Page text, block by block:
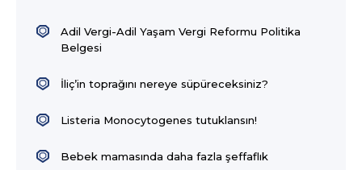
Adil Vergi-Adil Yaşam Vergi Reformu Politika
Belgesi
İliç’in toprağını nereye süpüreceksiniz?
Listeria Monocytogenes tutuklansın!
Bebek mamasında daha fazla şeffaflık